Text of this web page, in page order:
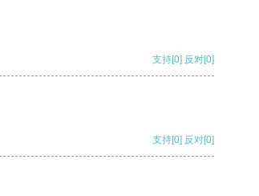
支持[0] 反对[0]
支持[0] 反对[0]